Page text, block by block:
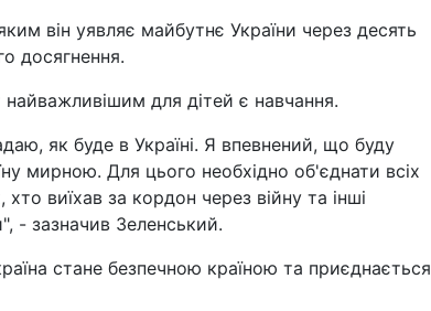
він уявляє майбутнє України через десять
досягнення.
для дітей є навчання.
як буде в Україні. Я впевнений, що буду
мирною. Для цього необхідно об'єднати всіх
виїхав за кордон через війну та інші
- зазначив Зеленський.
стане безпечною країною та приєднається